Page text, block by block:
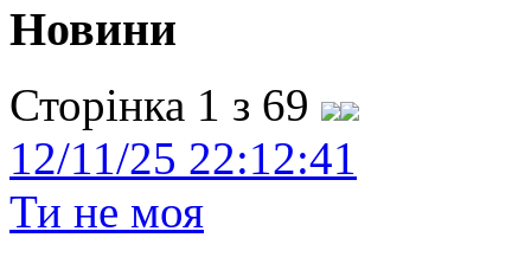
Новини
Сторінка 1 з 69
12/11/25 22:12:41
Ти не моя